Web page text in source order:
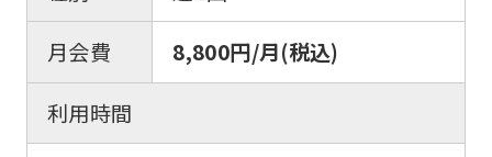
月会費
8,800円/月(税込)
利用時間